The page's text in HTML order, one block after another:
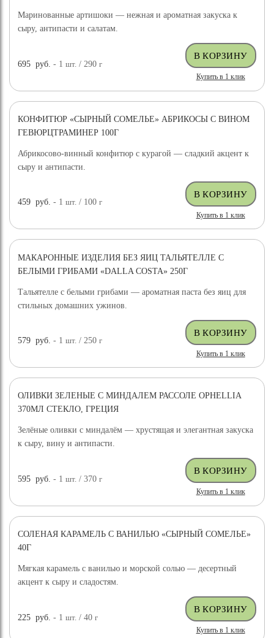
Маринованные артишоки — нежная и ароматная закуска к
сыру, антипасти и салатам.
695 руб. - 1шт. / 290г
Купить в 1 клик
КОНФИТЮР «СЫРНЫЙ СОМЕЛЬЕ» АБРИКОСЫ С ВИНОМ
ГЕВЮРЦТРАМИНЕР 100Г
Абрикосово-винный конфитюр с курагой — сладкий акцент к
сыру и антипасти.
459 руб. - 1шт. / 100г
Купить в 1 клик
МАКАРОННЫЕ ИЗДЕЛИЯ БЕЗ ЯИЦ ТАЛЬЯТЕЛЛЕ С
БЕЛЫМИ ГРИБАМИ «DALLA COSTA» 250Г
Тальятелле с белыми грибами — ароматная паста без яиц для
стильных домашних ужинов.
579 руб. - 1шт. / 250г
Купить в 1 клик
ОЛИВКИ ЗЕЛЕНЫЕ С МИНДАЛЕМ РАССОЛЕ OPHELLIA
370МЛ СТЕКЛО, ГРЕЦИЯ
Зелёные оливки с миндалём — хрустящая и элегантная закуска
к сыру, вину и антипасти.
595 руб. - 1шт. / 370г
Купить в 1 клик
СОЛЕНАЯ КАРАМЕЛЬ С ВАНИЛЬЮ «СЫРНЫЙ СОМЕЛЬЕ»
40Г
Мягкая карамель с ванилью и морской солью — десертный
акцент к сыру и сладостям.
225 руб. - 1шт. / 40г
Купить в 1 клик